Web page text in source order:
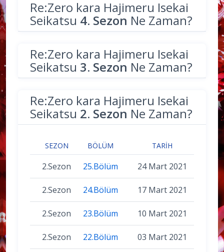
Re:Zero kara Hajimeru Isekai
Seikatsu 4. Sezon Ne Zaman?
Re:Zero kara Hajimeru Isekai
Seikatsu 3. Sezon Ne Zaman?
Re:Zero kara Hajimeru Isekai
Seikatsu 2. Sezon Ne Zaman?
SEZON BÖLÜM TARIH
2.Sezon 25.Bölüm 24 Mart 2021
2.Sezon 24.Bölüm 17 Mart 2021
2.Sezon 23.Bölüm 10 Mart 2021
2.Sezon 22.Bölüm 03 Mart 2021